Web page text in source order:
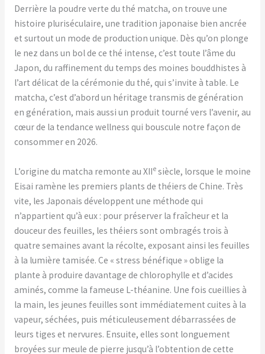
Derrière la poudre verte du thé matcha, on trouve une
histoire pluriséculaire, une tradition japonaise bien ancrée
et surtout un mode de production unique. Dès qu’on plonge
le nez dans un bol de ce thé intense, c’est toute l’âme du
Japon, du raffinement du temps des moines bouddhistes à
l’art délicat de la cérémonie du thé, qui s’invite à table. Le
matcha, c’est d’abord un héritage transmis de génération
en génération, mais aussi un produit tourné vers l’avenir, au
cœur de la tendance wellness qui bouscule notre façon de
consommer en 2026.
L’origine du matcha remonte au XIIesiècle, lorsque le moine
Eisai ramène les premiers plants de théiers de Chine. Très
vite, les Japonais développent une méthode qui
n’appartient qu’à eux : pour préserver la fraîcheur et la
douceur des feuilles, les théiers sont ombragés trois à
quatre semaines avant la récolte, exposant ainsi les feuilles
à la lumière tamisée. Ce « stress bénéfique » oblige la
plante à produire davantage de chlorophylle et d’acides
aminés, comme la fameuse L-théanine. Une fois cueillies à
la main, les jeunes feuilles sont immédiatement cuites à la
vapeur, séchées, puis méticuleusement débarrassées de
leurs tiges et nervures. Ensuite, elles sont longuement
broyées sur meule de pierre jusqu’à l’obtention de cette